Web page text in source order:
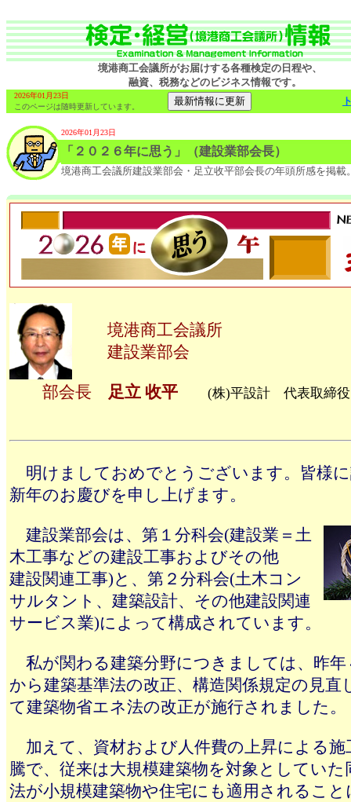
境港商工会議所がお届けする各種検定の日程や、
融資、税務などのビジネス情報です。
2026年01月23日
このページは随時更新しています。
2026年01月23日
「２０２６年に思う」（建設業部会長）
境港商工会議所建設業部会・足立收平部会長の年頭所感を掲載
境港商工会議所
建設業部会
部会長 足立 收平 (株)平設計 代表取締役
明けましておめでとうございます。皆様
新年のお慶びを申し上げます。
建設業部会は、第１分科会(建設業＝土
木工事などの建設工事およびその他
建設関連工事)と、第２分科会(土木コン
サルタント、建築設計、その他建設関連
サービス業)によって構成されています。
私が関わる建築分野につきましては、昨年
から建築基準法の改正、構造関係規定の見直
て建築物省エネ法の改正が施行されました。
加えて、資材および人件費の上昇による施
騰で、従来は大規模建築物を対象としていた
法が小規模建築物や住宅にも適用されること